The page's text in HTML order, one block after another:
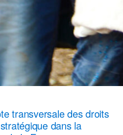
transversale des droits
dans la